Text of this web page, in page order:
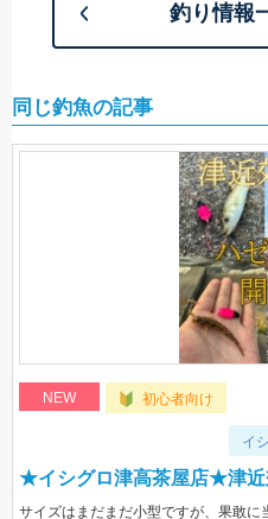
釣り情報
同じ釣魚の記事
NEW 初心者向け
イ
★イシグロ津高茶屋店★津近
サイズはまだまだ小型ですが、果敢に